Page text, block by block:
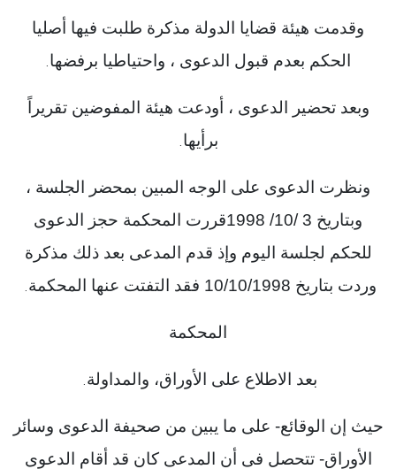
وقدمت هيئة قضايا الدولة مذكرة طلبت فيها أصليا
الحكم بعدم قبول الدعوى ، واحتياطيا برفضها.
وبعد تحضير الدعوى ، أودعت هيئة المفوضين تقريراً
برأيها.
ونظرت الدعوى على الوجه المبين بمحضر الجلسة ،
وبتاريخ 3 /10/ 1998قررت المحكمة حجز الدعوى
للحكم لجلسة اليوم وإذ قدم المدعى بعد ذلك مذكرة
وردت بتاريخ 10/10/1998 فقد التفتت عنها المحكمة
.
المحكمة
بعد الاطلاع على الأوراق، والمداولة.
حيث إن الوقائع- على ما يبين من صحيفة الدعوى وسائر
الأوراق- تتحصل فى أن المدعى كان قد أقام الدعوى